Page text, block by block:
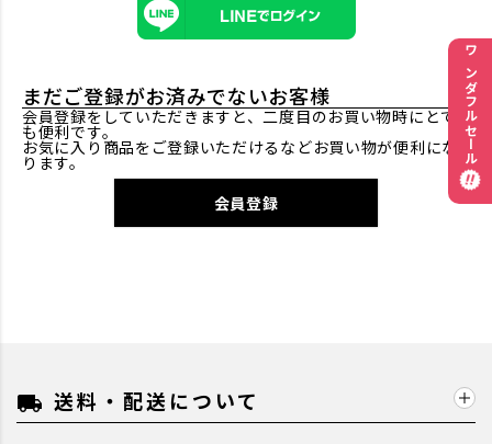
まだご登録がお済みでないお客様
会員登録をしていただきますと、二度目のお買い物時にとて
も便利です。
お気に入り商品をご登録いただけるなどお買い物が便利にな
ります。
会員登録
local_shipping 送料・配送について
ワンダフルセール